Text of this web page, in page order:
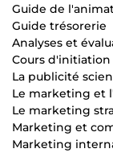
Guide de
Guide trésorerie
Analyses et
Cours
La publicité
Le marketing et
Le marketing
Marketing et
Marketing